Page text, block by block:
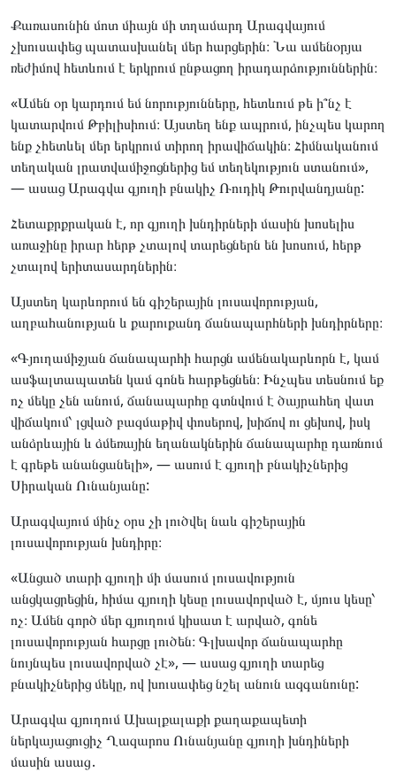
Քառասունին մոտ միայն մի տղամարդ Արագվայում
չխուսափեց պատասխանել մեր հարցերին։ Նա ամենօրյա
ռեժիմով հետևում է երկրում ընթացող իրադարձություններին։
«Ամեն օր կարդում եմ նորությունները, հետևում թե ի՞նչ է
կատարվում Թբիլիսիում։ Այստեղ ենք ապրում, ինչպես կարող
ենք չհետևել մեր երկրում տիրող իրավիճակին։ Հիմնականում
տեղական լրատվամիջոցներից եմ տեղեկություն ստանում»,
— ասաց Արագվա գյուղի բնակիչ Ռուդիկ Թուրվանդյանը:
Հետաքրքրական է, որ գյուղի խնդիրների մասին խոսելիս
առաջինը իրար հերթ չտալով տարեցներն են խոսում, հերթ
չտալով երիտասարդներին։
Այստեղ կարևորում են գիշերային լուսավորության,
աղբահանության և քարուքանդ ճանապարհների խնդիրները։
«Գյուղամիջյան ճանապարհի հարցն ամենակարևորն է, կամ
ասֆալտապատեն կամ գոնե հարթեցնեն։ Ինչպես տեսնում եք
ոչ մեկը չեն անում, ճանապարհը գտնվում է ծայրահեղ վատ
վիճակում՝ լցված բազմաթիվ փոսերով, խիճով ու ցեխով, իսկ
անձրևային և ձմեռային եղանակներին ճանապարհը դառնում
է գրեթե անանցանելի», — ասում է գյուղի բնակիչներից
Սիրական Ունանյանը:
Արագվայում մինչ օրս չի լուծվել նաև գիշերային
լուսավորության խնդիրը։
«Անցած տարի գյուղի մի մասում լուսավություն
անցկացրեցին, հիմա գյուղի կեսը լուսավորված է, մյուս կեսը՝
ոչ։ Ամեն գործ մեր գյուղում կիսատ է արված, գոնե
լուսավորության հարցը լուծեն։ Գլխավոր ճանապարհը
նույնպես լուսավորված չէ», — ասաց գյուղի տարեց
բնակիչներից մեկը, ով խուսափեց նշել անուն ազգանունը:
Արագվա գյուղում Ախալքալաքի քաղաքապետի
ներկայացուցիչ Ղազարոս Ունանյանը գյուղի խնդիների
մասին ասաց․